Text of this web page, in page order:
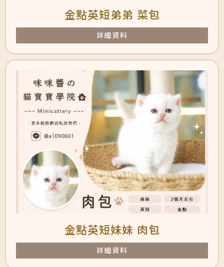
金點英短弟弟 菜包
詳細資料
金點英短妹妹 肉包
詳細資料